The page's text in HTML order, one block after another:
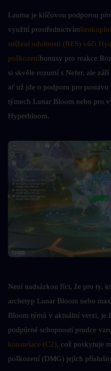
Lauma je klíčovou podporou
využití prostřednictvím
snížení odolnosti (RES) vůči
poškozeníbonusy pro reakce
si skvěle rozumí s Nefer, ale
ať už jde o podporu pro
týmech Lunar Bloom nebo pro
Hyperbloom.
Není nadsázkou říci, že pro ty,
archetyp Lunar Bloom nebo
Bloom týmů v aktuální verzi, je
podpůrné schopnosti prudce
konstelace (C2), což poskytuje
poškození (DMG) jejích